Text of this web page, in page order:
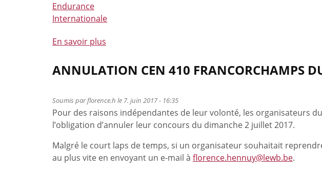
Endurance
Internationale
En savoir plus
de
Deux
pour
les
Belges
Dwingeloo
ANNULATION CEN 410 FRANCORCHAMPS
Soumis parflorence.h le 7. juin 2017 - 16:35
Pour des raisons indépendantes de leur volonté, les organisateurs
l’obligation d’annuler leur concours du dimanche 2 juillet 2017.
Malgré le court laps de temps, si un organisateur souhaitait
au plus vite en envoyant un e-mail à florence.hennuy@lewb.be.